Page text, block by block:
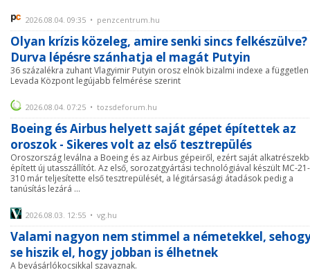
2026.08.04. 09:35 • penzcentrum.hu
Olyan krízis közeleg, amire senki sincs felkészülve?
Durva lépésre szánhatja el magát Putyin
36 százalékra zuhant Vlagyimir Putyin orosz elnök bizalmi indexe a független
Levada Központ legújabb felmérése szerint
2026.08.04. 07:25 • tozsdeforum.hu
Boeing és Airbus helyett saját gépet építettek az
oroszok - Sikeres volt az első tesztrepülés
Oroszország leválna a Boeing és az Airbus gépeiről, ezért saját
épített új utasszállítót. Az első, sorozatgyártási technológiával készült MC-21-
310 már teljesítette első tesztrepülését, a légitársasági átadások pedig a
tanúsítás lezárá ...
2026.08.03. 12:55 • vg.hu
Valami nagyon nem stimmel a németekkel,
se hiszik el, hogy jobban is élhetnek
A bevásárlókocsikkal szavaznak.